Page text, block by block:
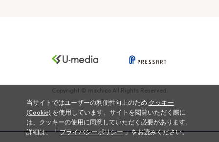
Copyright © machico All Rights Reserved.
当サイトではユーザーの利便性向上のため クッキー
(Cookie) を使用しています。サイトを閲覧いただく際に
は、クッキーの使用に同意していただく必要があります。
詳細は、「プライバシーポリシー」をお読みください。